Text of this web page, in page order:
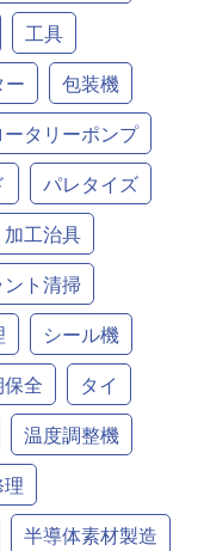
工具
ー
包装機
ータリーポンプ
パレタイズ
加工治具
ント清掃
シール機
全
タイ
温度調整機
半導体素材製造